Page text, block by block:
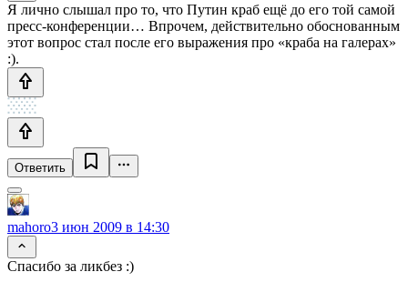
Я лично слышал про то, что Путин краб ещё до его той самой
пресс-конференции… Впрочем, действительно обоснованным
этот вопрос стал после его выражения про «краба на галерах»
:).
Ответить
mahoro3 июн 2009 в 14:30
Спасибо за ликбез :)